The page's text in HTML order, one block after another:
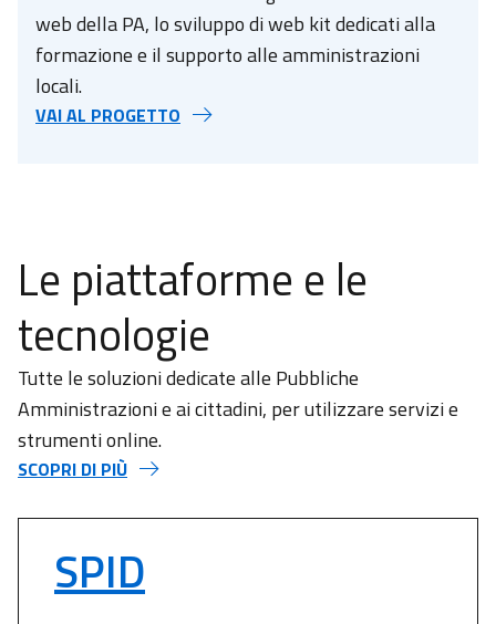
web della PA, lo sviluppo di web kit dedicati alla
formazione e il supporto alle amministrazioni
locali.
VAI AL PROGETTO
Le piattaforme e le
tecnologie
Tutte le soluzioni dedicate alle Pubbliche
Amministrazioni e ai cittadini, per utilizzare servizi e
strumenti online.
SCOPRI DI PIÙ
SPID